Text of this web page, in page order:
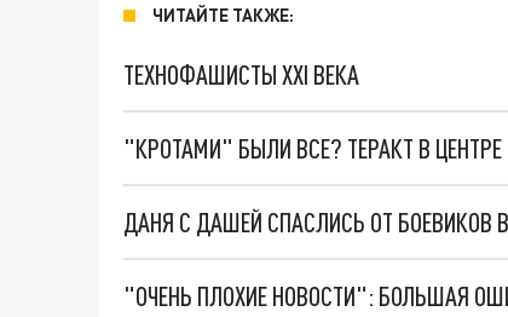
ЧИТАЙТЕ ТАКЖЕ:
ТЕХНОФАШИСТЫ XXI ВЕКА
"КРОТАМИ" БЫЛИ ВСЕ? ТЕРАКТ В
ДАНЯ С ДАШЕЙ СПАСЛИСЬ ОТ